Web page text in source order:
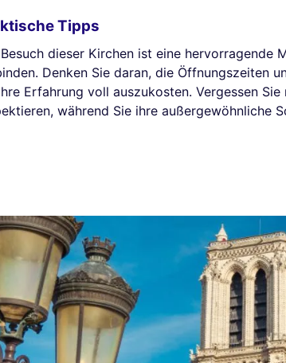
Tipps
dieser Kirchen ist eine hervorragende
Denken Sie daran, die Öffnungszeiten
Erfahrung voll auszukosten. Vergessen
während Sie ihre außergewöhnliche